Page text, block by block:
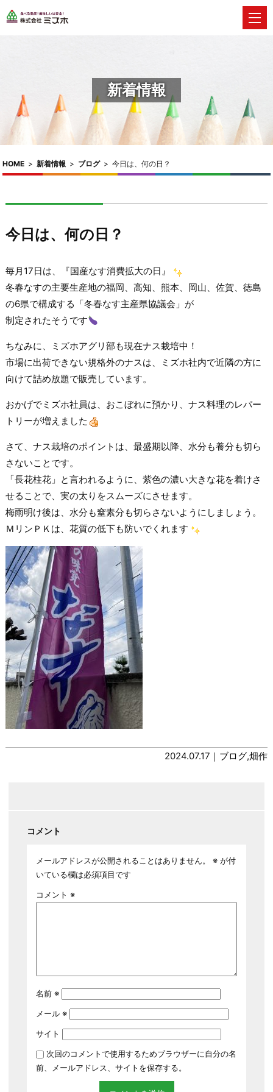
新着情報
HOME > 新着情報 > ブログ> 今日は、何の日？
今日は、何の日？
毎月17日は、『国産なす消費拡大の日』
冬春なすの主要生産地の福岡、高知、熊本、岡山、佐賀、徳島
の6県で構成する「冬春なす主産県協議会」が
制定されたそうです
ちなみに、ミズホアグリ部も現在ナス栽培中！
市場に出荷できない規格外のナスは、ミズホ社内で近隣の方に
向けて詰め放題で販売しています。
おかげでミズホ社員は、おこぼれに預かり、ナス料理のレパー
トリーが増えました
さて、ナス栽培のポイントは、最盛期以降、水分も養分も切ら
さないことです。
「長花柱花」と言われるように、紫色の濃い大きな花を着けさ
せることで、実の太りをスムーズにさせます。
梅雨明け後は、水分も窒素分も切らさないようにしましょう。
ＭリンＰＫは、花質の低下も防いでくれます
2024.07.17｜ ブログ,畑作
コメント
メールアドレスが公開されることはありません。 ※が付
いている欄は必須項目です
コメント ※
名前 ※
メール ※
サイト
次回のコメントで使用するためブラウザーに自分の名
前、メールアドレス、サイトを保存する。